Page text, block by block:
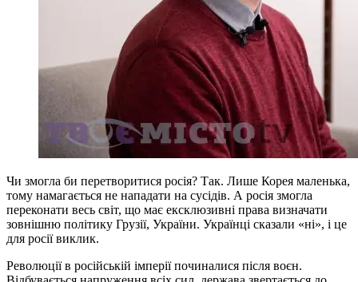
Чи змогла би перетворитися росія? Так. Лише Корея маленька,
тому намагається не нападати на сусідів. А росія змогла
переконати весь світ, що має ексклюзивні права визначати
зовнішню політику Грузії, України. Українці сказали «ні», і це
для росії виклик.
Революції в російській імперії починалися після воєн.